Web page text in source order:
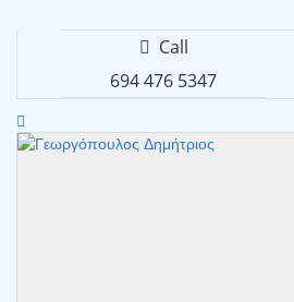
Call
694 476 5347